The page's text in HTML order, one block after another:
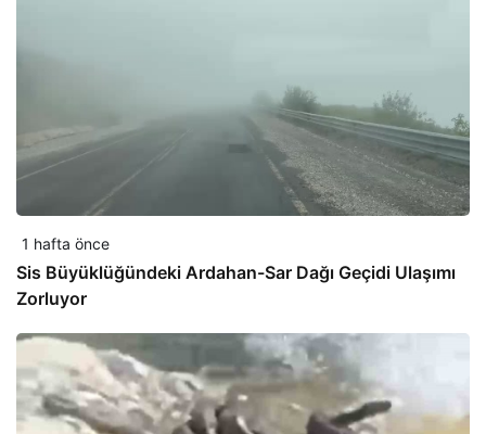
1 hafta önce
Sis Büyüklüğündeki Ardahan-Sar Dağı Geçidi Ulaşımı
Zorluyor